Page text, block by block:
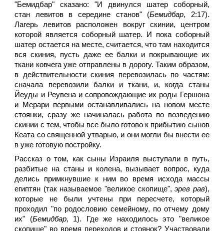
"Бемидбар" сказано: "И двинулся шатер соборный,
стан левитов в середине станов" (Бемидбар, 2:17).
Лагерь левитов расположен вокруг скинии, центром
которой является соборный шатер. И пока соборный
шатер остается на месте, считается, что там находится
вся скиния, пусть даже ее балки и покрывающие их
ткани ковчега уже отправлены в дорогу. Таким образом,
в действительности скиния перевозилась по частям:
сначала перевозили балки и ткани, и, когда станы
Йеуды и Реувена и сопровождающие их роды Гершона
и Мерари первыми останавливались на новом месте
стоянки, сразу же начиналась работа по возведению
скинии с тем, чтобы все было готово к прибытию сынов
Кеата со священной утварью, и они могли бы внести ее
в уже готовую постройку.
Рассказ о том, как сыны Израиля выступали в путь,
разбитые на станы и колена, вызывает вопрос, куда
делись примкнувшие к ним во время исхода массы
египтян (так называемое "великое скопище",эрев рав),
которые не были учтены при пересчете, который
проходил "по родословию семейному, по отчему дому
их" (Бемидбар, 1). Где же находилось это "великое
скопище" во время переходов и стоянок? Участвовали